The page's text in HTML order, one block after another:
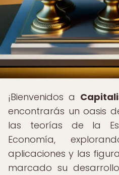
¡Bienvenidos a
encontrarás un oasis
las teorías de la
Economía,
aplicaciones y las
marcado su